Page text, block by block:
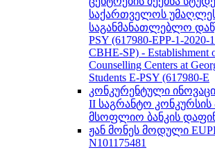
საქართველოს
საგანმანათლებლო
PSY (617980-EPP-1-
CBHE-SP) - Establishment
Counselling Centers at
Students E-PSY (617980-E
კონკურენტული
II საგრანტო
მსოფლიო ბანკის
ჟან მონეს მოდული
N101175481